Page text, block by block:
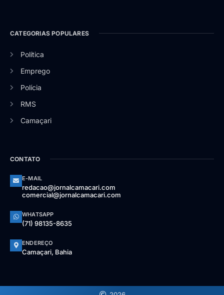
CATEGORIAS POPULARES
Política
Emprego
Polícia
RMS
Camaçari
CONTATO
E-MAIL
redacao@jornalcamacari.com
comercial@jornalcamacari.com
WHATSAPP
(71) 98135-8635
ENDEREÇO
Camaçari, Bahia